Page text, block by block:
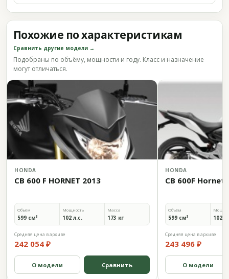
Похожие по характеристикам
Сравнить другие модели →
Подобраны по объёму, мощности и году. Класс и назначение
могут отличаться.
HONDA
CB 600 F HORNET 2013
Объём
599 см³
Мощность
102 л.с.
Масса
173 кг
Средняя цена в архиве
242 054 ₽
О модели Сравнить
HONDA
CB 600F Hornet
Объём
599 см³ 102
Средняя цена в архиве
243 496 ₽
О модели